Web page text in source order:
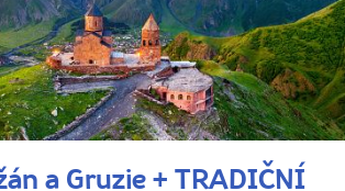
a Gruzie + TRADIČNÍ